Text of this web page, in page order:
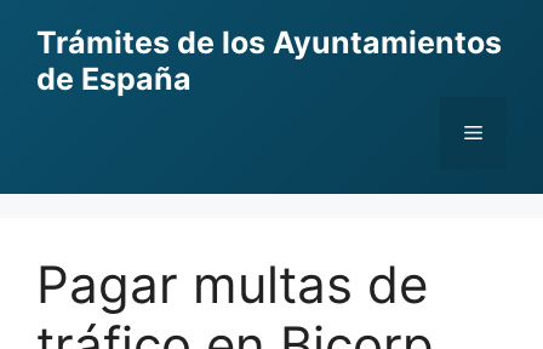
content
Trámites de los Ayuntamientos
de España
Menu
Pagar multas de